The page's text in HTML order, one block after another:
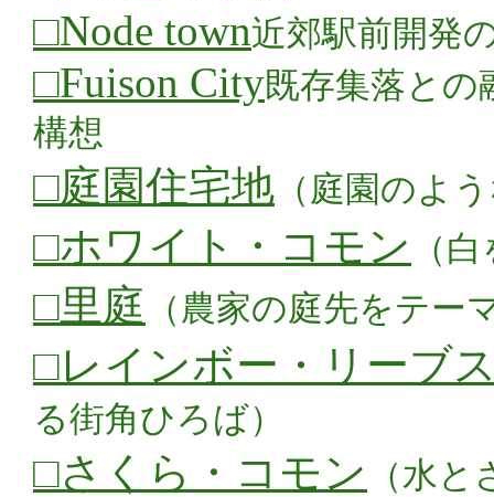
□Node town近郊駅前開発
□Fuison City既存集落と
構想
□庭園住宅地 （庭園のよ
□ホワイト・コモン （
□里庭 （農家の庭先をテー
□レインボー・リーブ
る街角ひろば）
□さくら・コモン （水